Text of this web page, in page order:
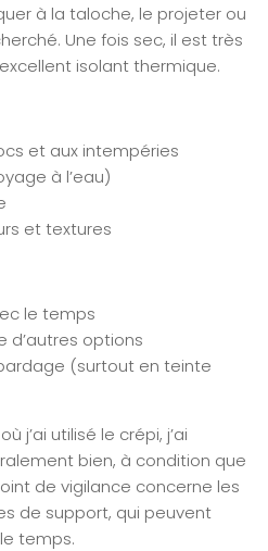
à la taloche, le projeter ou
Une fois sec, il est très
isolant thermique.
et aux intempéries
à l’eau)
et textures
le temps
d’autres options
(surtout en teinte
j’ai utilisé le crépi, j’ai
bien, à condition que
de vigilance concerne les
de support, qui peuvent
temps.